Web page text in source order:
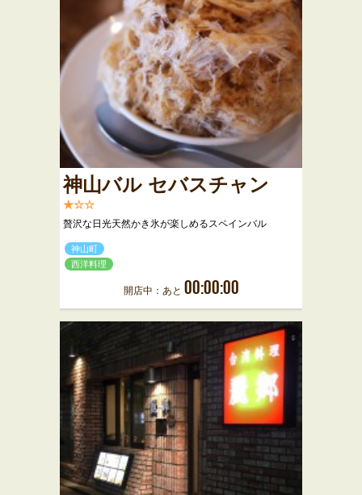
神山バル セバスチャン
★☆☆
贅沢な日光天然かき氷が楽しめるスペインバル
神山町
西洋料理
開店中：あと 00:00:00